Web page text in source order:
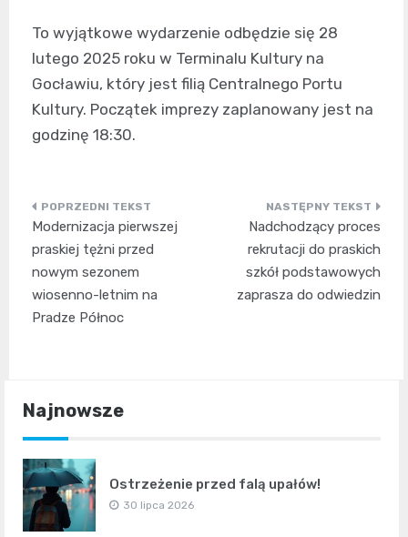
To wyjątkowe wydarzenie odbędzie się 28
lutego 2025 roku w Terminalu Kultury na
Gocławiu, który jest filią Centralnego Portu
Kultury. Początek imprezy zaplanowany jest na
godzinę 18:30.
Nawigacja
wpisu
Modernizacja pierwszej
praskiej tężni przed
nowym sezonem
wiosenno-letnim na
Pradze Północ
Nadchodzący proces
rekrutacji do praskich
szkół podstawowych
zaprasza do odwiedzin
Najnowsze
Ostrzeżenie przed falą upałów!
30 lipca 2026